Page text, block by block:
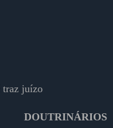
traz juízo